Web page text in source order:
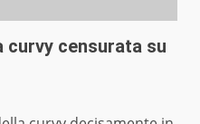
curvy censurata su